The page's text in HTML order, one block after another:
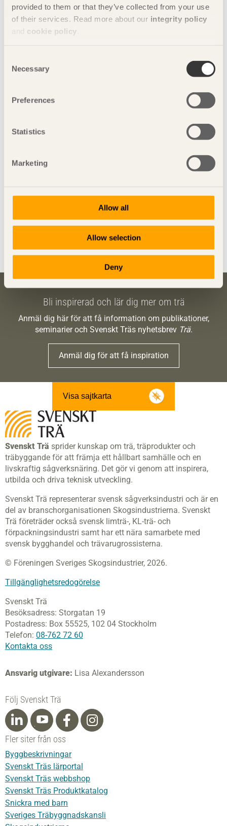
provided to them or that they’ve collected from your use
of their services. Read more about our integrity policy
and cookie policy
Selection
Necessary
Preferences
Statistics
Marketing
Allow all
Allow selection
Deny
Priset består av ett konstverk i trä av Jörg Jeschke.
Bli inspirerad och lär dig mer om trä
Anmäl dig här för att få information om publikationer,
seminarier och Svenskt Träs nyhetsbrev Trä.
Anmäl dig för att få inspiration
Visa sajtkarta
Svenskt Trä sprider kunskap om trä, träprodukter och
träbyggande för att främja ett hållbart samhälle och en
livskraftig sågverksnäring. Det gör vi genom att inspirera,
utbilda och driva teknisk utveckling.
Svenskt Trä representerar svensk sågverksindustri och är en
del av branschorganisationen Skogsindustrierna. Svenskt
Trä företräder också svensk limträ-, KL-trä- och
förpackningsindustri samt har ett nära samarbete med
svensk bygghandel och trävarugrossisterna.
© Föreningen Sveriges Skogsindustrier, 2026.
Tillgänglighetsredogörelse
Svenskt Trä
Besöksadress: Storgatan 19
Postadress: Box 55525, 102 04 Stockholm
Telefon: 08-762 72 60
Kontakta oss
Ansvarig utgivare: Lisa Alexandersson
Följ Svenskt Trä
Fler siter från oss
Byggbeskrivningar
Svenskt Träs lärportal
Svenskt Träs webbshop
Svenskt Träs Produktkatalog
Snickra med barn
Sveriges Träbyggnadskansli